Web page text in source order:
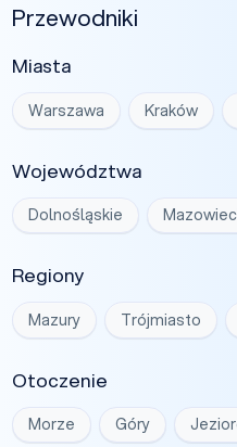
Przewodniki
Miasta
Warszawa Kraków
Województwa
Dolnośląskie
Regiony
Mazury Trójmiasto
Otoczenie
Morze Góry